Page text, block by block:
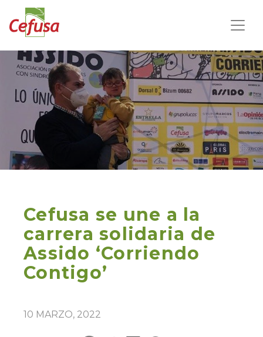
Cefusa se une a la
carrera solidaria de
Assido ‘Corriendo
Contigo’
10 MARZO, 2022